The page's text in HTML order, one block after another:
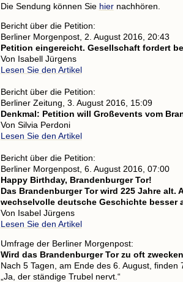
Die Sendung können Sie hier nachhören.
Bericht über die Petition:
Berliner Morgenpost, 2. August 2016, 20:43
Petition eingereicht. Gesellschaft fordert
Von Isabell Jürgens
Lesen Sie den Artikel
Bericht über die Petition:
Berliner Zeitung, 3. August 2016, 15:09
Denkmal: Petition will Großevents vom
Von Silvia Perdoni
Lesen Sie den Artikel
Bericht über die Petition:
Berliner Morgenpost, 6. August 2016, 07:00
Happy Birthday, Brandenburger Tor!
Das Brandenburger Tor wird 225 Jahre alt.
wechselvolle deutsche Geschichte besser
Von Isabel Jürgens
Lesen Sie den Artikel
Umfrage der Berliner Morgenpost:
Wird das Brandenburger Tor zu oft
Nach 5 Tagen, am Ende des 6. August, finden
„Ja, der ständige Trubel nervt.“